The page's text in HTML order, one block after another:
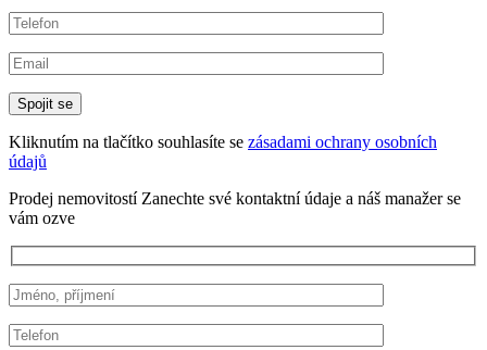
Kliknutím na tlačítko souhlasíte se zásadami ochrany osobních
údajů
Prodej nemovitostí Zanechte své kontaktní údaje a náš manažer se
vám ozve